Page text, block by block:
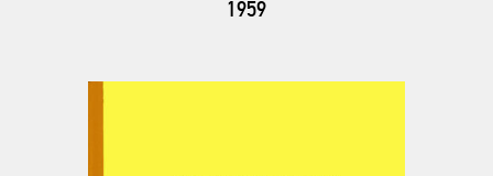
1959